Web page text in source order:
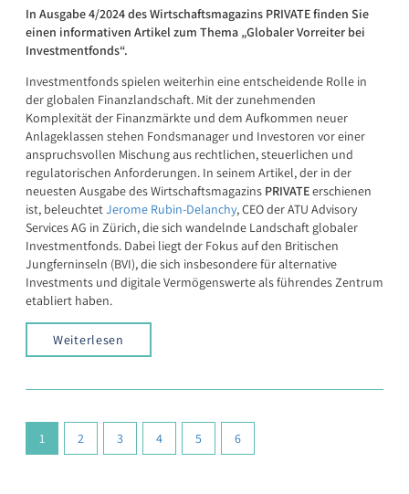
In Ausgabe 4/2024 des Wirtschaftsmagazins PRIVATE finden Sie
einen informativen Artikel zum Thema „Globaler Vorreiter bei
Investmentfonds“.
Investmentfonds spielen weiterhin eine entscheidende Rolle in
der globalen Finanzlandschaft. Mit der zunehmenden
Komplexität der Finanzmärkte und dem Aufkommen neuer
Anlageklassen stehen Fondsmanager und Investoren vor einer
anspruchsvollen Mischung aus rechtlichen, steuerlichen und
regulatorischen Anforderungen. In seinem Artikel, der in der
neuesten Ausgabe des Wirtschaftsmagazins PRIVATEerschienen
ist, beleuchtetJerome Rubin-Delanchy, CEO der ATU Advisory
Services AG in Zürich, die sich wandelnde Landschaft globaler
Investmentfonds. Dabei liegt der Fokus auf den Britischen
Jungferninseln (BVI), die sich insbesondere für alternative
Investments und digitale Vermögenswerte als führendes Zentrum
etabliert haben.
Weiterlesen
1 (current)
2 3 4 5 6